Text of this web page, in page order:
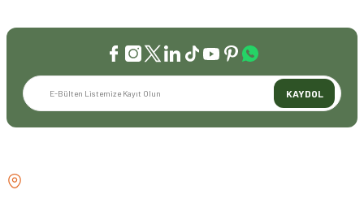
KAYDOL